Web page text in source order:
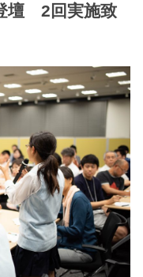
壇 2回実施致